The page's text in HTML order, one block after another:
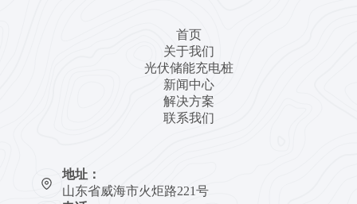
首页
关于我们
光伏储能充电桩
新闻中心
解决方案
联系我们
地址：
山东省威海市火炬路221号